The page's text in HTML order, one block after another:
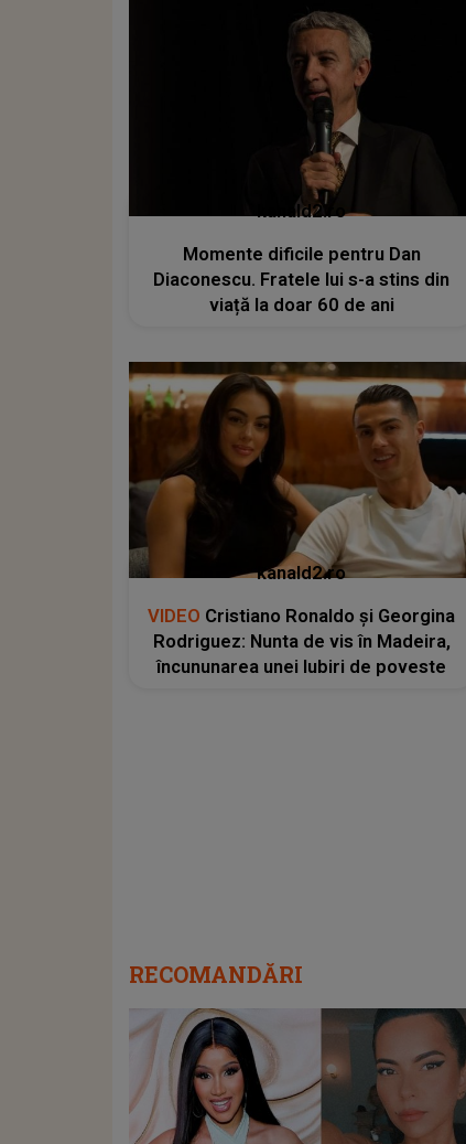
kanald2.ro
Momente dificile pentru Dan
Diaconescu. Fratele lui s-a stins din
viață la doar 60 de ani
kanald2.ro
VIDEO Cristiano Ronaldo și Georgina
Rodriguez: Nunta de vis în Madeira,
încununarea unei Iubiri de poveste
RECOMANDĂRI